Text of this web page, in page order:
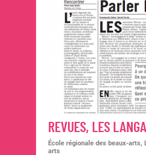
REVUES, LES
École régionale des beaux-arts,
arts